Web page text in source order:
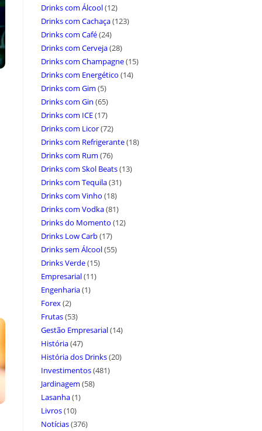
Drinks com Álcool(12)
Drinks com Cachaça(123)
Drinks com Café(24)
Drinks com Cerveja(28)
Drinks com Champagne(15)
Drinks com Energético (14)
Drinks com Gim (5)
Drinks com Gin (65)
Drinks com ICE(17)
Drinks com Licor(72)
Drinks com Refrigerante(18)
Drinks com Rum (76)
Drinks com Skol Beats(13)
Drinks com Tequila(31)
Drinks com Vinho (18)
Drinks com Vodka(81)
Drinks do Momento (12)
Drinks Low Carb(17)
Drinks sem Álcool(55)
Drinks Verde(15)
Empresarial(11)
Engenharia(1)
Forex(2)
Frutas(53)
Gestão Empresarial(14)
História(47)
História dos Drinks(20)
Investimentos(481)
Jardinagem (58)
Lasanha(1)
Livros(10)
Notícias(376)